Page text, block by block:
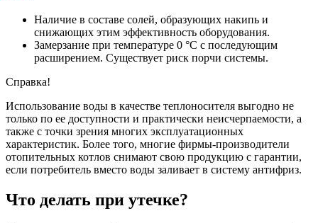
Наличие в составе солей, образующих накипь и
снижающих этим эффективность оборудования.
Замерзание при температуре 0 °C с последующим
расширением. Существует риск порчи системы.
Справка!
Использование воды в качестве теплоносителя выгодно не
только по ее доступности и практически неисчерпаемости, а
также с точки зрения многих эксплуатационных
характеристик. Более того, многие фирмы-производители
отопительных котлов снимают свою продукцию с гарантии,
если потребитель вместо воды заливает в систему антифриз.
Что делать при утечке?